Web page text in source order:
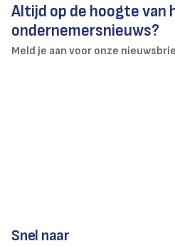
Altijd op de hoogte van
ondernemersnieuws?
Meld je aan voor onze
Snel naar